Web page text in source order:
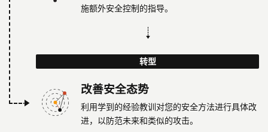
施额外安全控制的指导。
转型
改善安全态势
利用学到的经验教训对您的安全方法进行具体改
进，以防范未来和类似的攻击。